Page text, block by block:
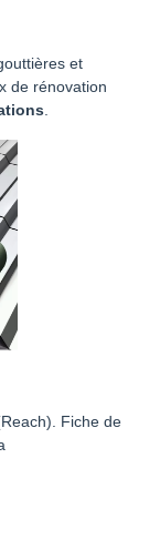
et
de rénovation
Fiche de